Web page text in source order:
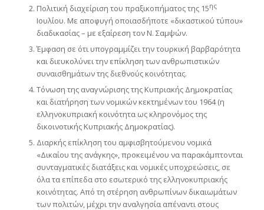
Πολιτική διαχείριση του πραξικοπήματος της 15ης
Ιουλίου. Με αποφυγή οποιασδήποτε «δικαστικού τύπου»
διαδικασίας – με εξαίρεση τον Ν. Σαμψών.
Έμφαση σε ότι υπογραμμίζει την τουρκική βαρβαρότητα
και διευκολύνει την επίκληση των ανθρωπιστικών
συναισθημάτων της διεθνούς κοινότητας.
Τόνωση της αναγνώρισης της Κυπριακής Δημοκρατίας
και διατήρηση των νομικών κεκτημένων του 1964 (η
ελληνοκυπριακή κοινότητα ως κληρονόμος της
δικοινοτικής Κυπριακής Δημοκρατίας).
Διαρκής επίκληση του αμφισβητούμενου νομικά
«Δικαίου της ανάγκης», προκειμένου να παρακάμπτονται
συνταγματικές διατάξεις και νομικές υποχρεώσεις, σε
όλα τα επίπεδα στο εσωτερικό της ελληνοκυπριακής
κοινότητας. Από τη στέρηση ανθρωπίνων δικαιωμάτων
των πολιτών, μέχρι την αναλγησία απέναντι στους